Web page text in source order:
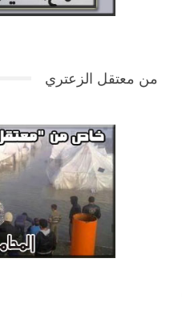
من معتقل الزعتري